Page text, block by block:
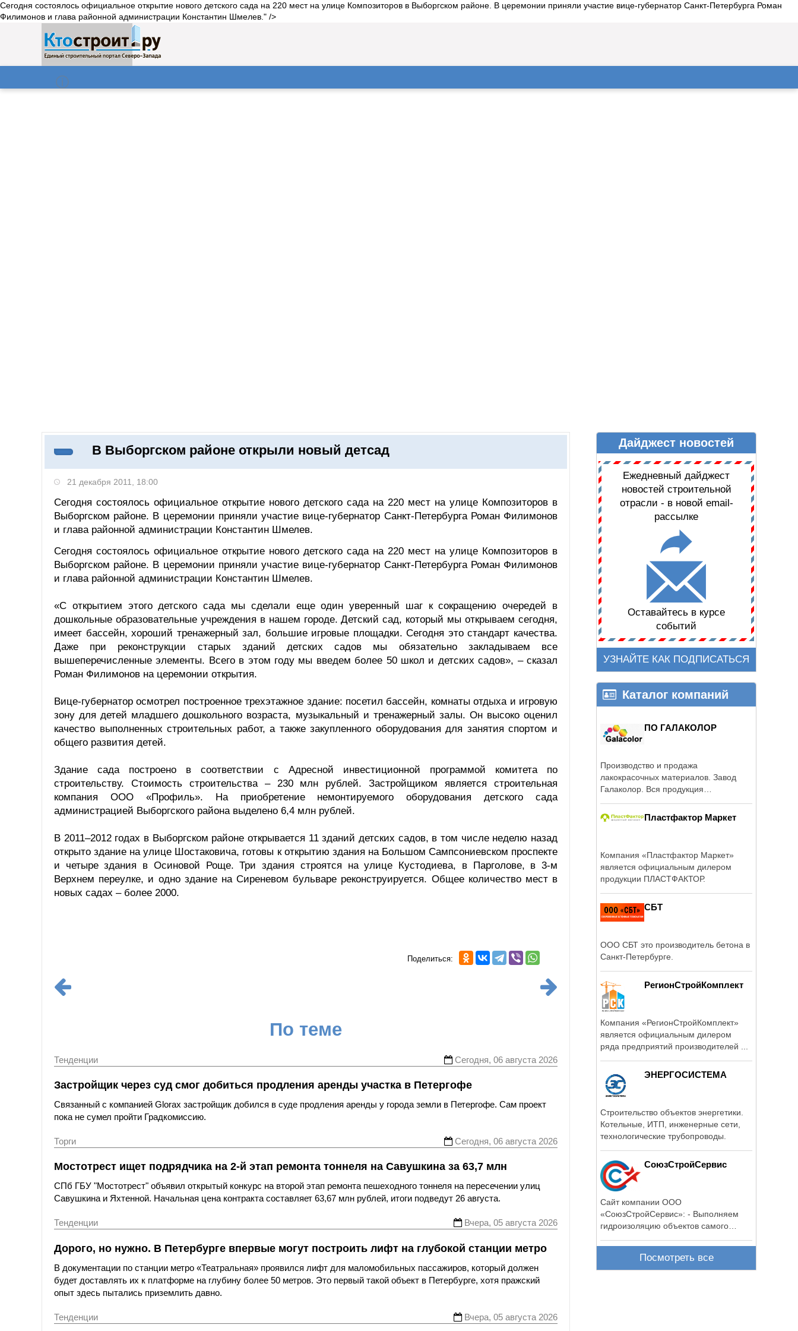
Сегодня состоялось официальное открытие нового детского сада на 220 мест на улице Композиторов в Выборгском районе. В церемонии приняли участие вице-губернатор Санкт-Петербурга Роман
Филимонов и глава районной администрации Константин Шмелев." />
Поиск
КОМПАНИИ ОНЛАЙН–ВЫСТАВКИ ДАЙДЖЕСТ НОВОСТЕЙ
В Выборгском районе открыли новый детсад
21 декабря 2011, 18:00
Сегодня состоялось официальное открытие нового детского сада на 220 мест на улице Композиторов в
Выборгском районе. В церемонии приняли участие вице-губернатор Санкт-Петербурга Роман Филимонов
и глава районной администрации Константин Шмелев.
Сегодня состоялось официальное открытие нового детского сада на 220 мест на улице Композиторов в
Выборгском районе. В церемонии приняли участие вице-губернатор Санкт-Петербурга Роман Филимонов
и глава районной администрации Константин Шмелев.
«С открытием этого детского сада мы сделали еще один уверенный шаг к сокращению очередей в
дошкольные образовательные учреждения в нашем городе. Детский сад, который мы открываем сегодня,
имеет бассейн, хороший тренажерный зал, большие игровые площадки. Сегодня это стандарт качества.
Даже при реконструкции старых зданий детских садов мы обязательно закладываем все
вышеперечисленные элементы. Всего в этом году мы введем более 50 школ и детских садов», – сказал
Роман Филимонов на церемонии открытия.
Вице-губернатор осмотрел построенное трехэтажное здание: посетил бассейн, комнаты отдыха и игровую
зону для детей младшего дошкольного возраста, музыкальный и тренажерный залы. Он высоко оценил
качество выполненных строительных работ, а также закупленного оборудования для занятия спортом и
общего развития детей.
Здание сада построено в соответствии с Адресной инвестиционной программой комитета по
строительству. Стоимость строительства – 230 млн рублей. Застройщиком является строительная
компания ООО «Профиль». На приобретение немонтируемого оборудования детского сада
администрацией Выборгского района выделено 6,4 млн рублей.
В 2011–2012 годах в Выборгском районе открывается 11 зданий детских садов, в том числе неделю назад
открыто здание на улице Шостаковича, готовы к открытию здания на Большом Сампсониевском проспекте
и четыре здания в Осиновой Роще. Три здания строятся на улице Кустодиева, в Парголове, в 3-м
Верхнем переулке, и одно здание на Сиреневом бульваре реконструируется. Общее количество мест в
новых садах – более 2000.
Поделиться:
По теме
Тенденции Сегодня, 06 августа 2026
Застройщик через суд смог добиться продления аренды участка в Петергофе
Связанный с компанией Glorax застройщик добился в суде продления аренды у города земли в Петергофе. Сам проект
пока не сумел пройти Градкомиссию.
Торги Сегодня, 06 августа 2026
Мостотрест ищет подрядчика на 2-й этап ремонта тоннеля на Савушкина за 63,7 млн
СПб ГБУ "Мостотрест" объявил открытый конкурс на второй этап ремонта пешеходного тоннеля на пересечении улиц
Савушкина и Яхтенной. Начальная цена контракта составляет 63,67 млн рублей, итоги подведут 26 августа.
Тенденции Вчера, 05 августа 2026
Дорого, но нужно. В Петербурге впервые могут построить лифт на глубокой станции метро
В документации по станции метро «Театральная» проявился лифт для маломобильных пассажиров, который должен
будет доставлять их к платформе на глубину более 50 метров. Это первый такой объект в Петербурге, хотя пражский
опыт здесь пытались приземлить давно.
Тенденции Вчера, 05 августа 2026
Дайджест новостей
Ежедневный дайджест
новостей строительной
отрасли - в новой email-
рассылке
Оставайтесь в курсе
событий
УЗНАЙТЕ КАК ПОДПИСАТЬСЯ
Каталог компаний
ПО ГАЛАКОЛОР
Производство и продажа
лакокрасочных материалов. Завод
Галаколор. Вся продукция
Пластфактор Маркет
Компания «Пластфактор Маркет»
является официальным дилером
продукции ПЛАСТФАКТОР.
СБТ
ООО СБТ это производитель бетона в
Санкт-Петербурге.
РегионСтройКомплект
Компания «РегионСтройКомплект»
является официальным дилером
ряда предприятий производителей ...
ЭНЕРГОСИСТЕМА
Строительство объектов энергетики.
Котельные, ИТП, инженерные сети,
технологические трубопроводы.
СоюзСтройСервис
Сайт компании ООО
«СоюзСтройСервис»: - Выполняем
гидроизоляцию объектов самого
Посмотреть все